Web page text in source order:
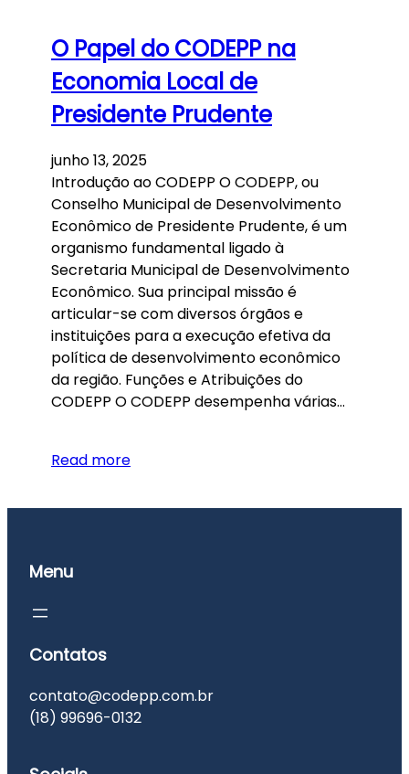
O Papel do CODEPP na
Economia Local de
Presidente Prudente
junho 13, 2025
Introdução ao CODEPP O CODEPP, ou
Conselho Municipal de Desenvolvimento
Econômico de Presidente Prudente, é um
organismo fundamental ligado à
Secretaria Municipal de Desenvolvimento
Econômico. Sua principal missão é
articular-se com diversos órgãos e
instituições para a execução efetiva da
política de desenvolvimento econômico
da região. Funções e Atribuições do
CODEPP O CODEPP desempenha várias…
Read more
Menu
Contatos
contato@codepp.com.br
(18) 99696-0132